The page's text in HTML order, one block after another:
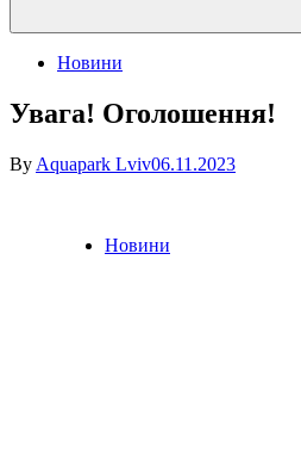
PostedНовини
Увага! Оголошення!
By Aquapark Lviv06.11.2023
PostedНовини